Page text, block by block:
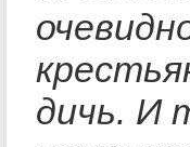
дичь. И